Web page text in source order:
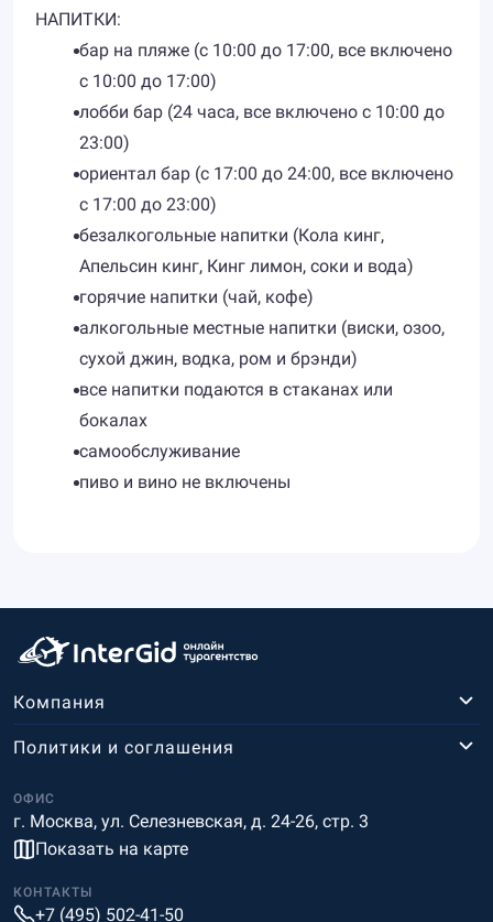
НАПИТКИ:
бар на пляже (с 10:00 до 17:00, все включено
с 10:00 до 17:00)
лобби бар (24 часа, все включено с 10:00 до
23:00)
ориентал бар (с 17:00 до 24:00, все включено
с 17:00 до 23:00)
безалкогольные напитки (Кола кинг,
Апельсин кинг, Кинг лимон, соки и вода)
горячие напитки (чай, кофе)
алкогольные местные напитки (виски, озоо,
сухой джин, водка, ром и брэнди)
все напитки подаются в стаканах или
бокалах
самообслуживание
пиво и вино не включены
Компания
ОФИС
г. Москва, ул. Селезневская, д. 24-26, стр. 3
Показать на карте
Политики и соглашения
КОНТАКТЫ
+7 (495) 502-41-50